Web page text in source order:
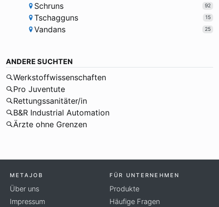
Schruns 92
Tschagguns 15
Vandans 25
ANDERE SUCHTEN
Werkstoffwissenschaften
Pro Juventute
Rettungssanitäter/in
B&R Industrial Automation
Ärzte ohne Grenzen
METAJOB
Über uns
Impressum
FÜR UNTERNEHMEN
Produkte
Häufige Fragen